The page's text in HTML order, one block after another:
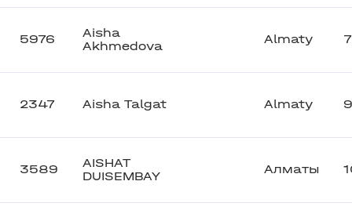
5976
Aisha
Akhmedova
Almaty
2347 Aisha Talgat Almaty
3589
AISHAT
DUISEMBAY
Алматы